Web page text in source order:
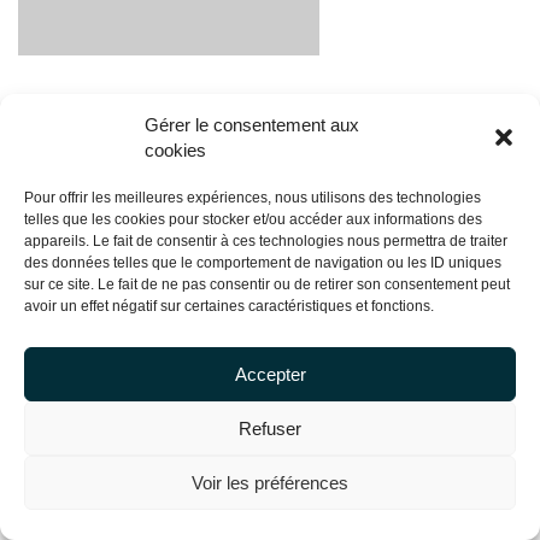
Gérer le consentement aux
cookies
Pour offrir les meilleures expériences, nous utilisons des technologies
telles que les cookies pour stocker et/ou accéder aux informations des
appareils. Le fait de consentir à ces technologies nous permettra de traiter
des données telles que le comportement de navigation ou les ID uniques
sur ce site. Le fait de ne pas consentir ou de retirer son consentement peut
avoir un effet négatif sur certaines caractéristiques et fonctions.
Accepter
Refuser
Voir les préférences
Copyright Centrale Innovation © 2026 |